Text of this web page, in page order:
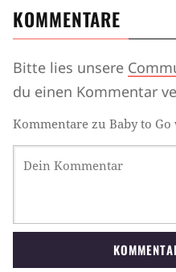
KOMMENTARE
Bitte lies unsere
du einen Kommentar
Kommentare zu Baby to Go